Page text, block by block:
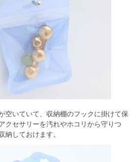
空いていて、収納棚のフックに掛けて保
クセサリーを汚れやホコリから守りつ
納しておけます。